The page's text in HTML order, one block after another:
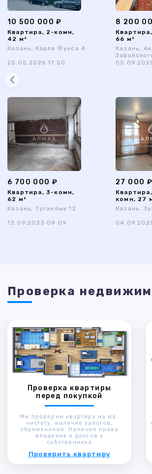
10 500 000 ₽
Квартира, 2-комн,
42 м²
Казань, Карла Фукса 4
25.05.2026 17:50
8 200
66 м²
Казань,
6 700 000 ₽
Квартира, 3-комн,
62 м²
Казань, Туганлык 12
13.09.2023 09:09
27 000 ₽
комн, 27
Казань,
Проверка
Проверка квартиры
перед покупкой
Мы проверим квартиру на юр.
чистоту, наличие залогов,
обременений. Наличие права
владения и долгов у
собственника
Проверить квартиру